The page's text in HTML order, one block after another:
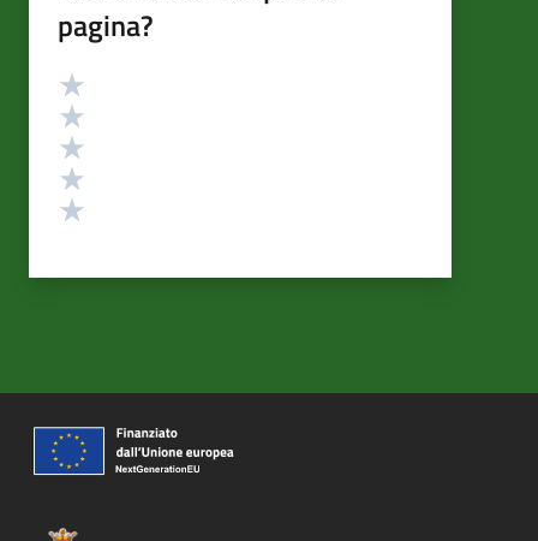
pagina?
Valutazione